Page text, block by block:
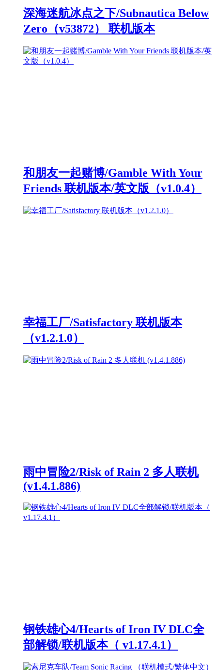
深海迷航冰点之下/Subnautica Below
Zero（v53872） 联机版本
和朋友一起赌博/Gamble With Your
Friends 联机版本/英文版（v1.0.4）
幸福工厂/Satisfactory 联机版本
（v1.2.1.0）
雨中冒险2/Risk of Rain 2 多人联机
(v1.4.1.886)
钢铁雄心4/Hearts of Iron IV DLC全
部解锁/联机版本（ v1.17.4.1）